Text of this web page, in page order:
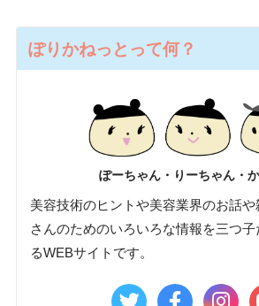
ぽりかねっとって何？
ぽーちゃん・りーちゃん・
美容技術のヒントや美容業界のお話
さんのためのいろいろな情報を三つ
るWEBサイトです。